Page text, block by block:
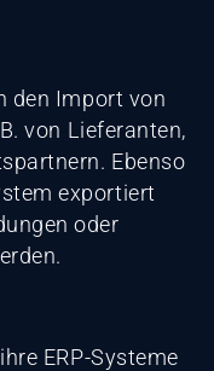
den Import von
von Lieferanten,
Ebenso
exportiert
oder
ERP-Systeme